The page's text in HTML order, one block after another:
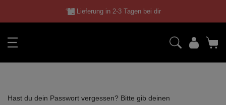
Lieferung in 2-3 Tagen bei dir
Hast du dein Passwort vergessen? Bitte gib deinen